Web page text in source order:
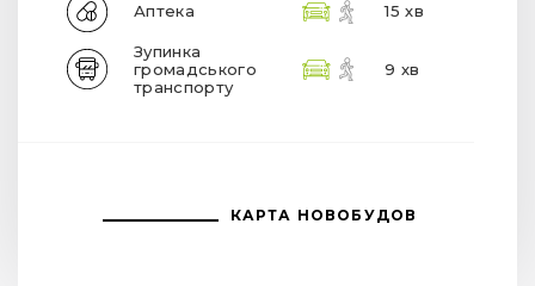
Аптека 15 хв
Зупинка
громадського
транспорту
9 хв
КАРТА НОВОБУДОВ